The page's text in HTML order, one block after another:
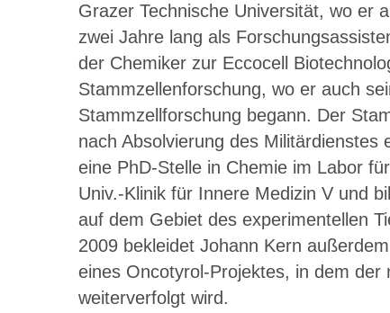
Grazer Technische Universität, wo er
zwei Jahre lang als
der Chemiker zur Eccocell
Stammzellenforschung, wo er auch
Stammzellforschung begann. Der
nach Absolvierung des
eine PhD-Stelle in Chemie im Labor
Univ.-Klinik für Innere Medizin V und
auf dem Gebiet des experimentellen
2009 bekleidet Johann Kern
eines Oncotyrol-Projektes, in dem
weiterverfolgt wird.